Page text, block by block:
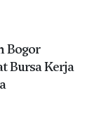
Bogor
Bursa Kerja